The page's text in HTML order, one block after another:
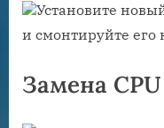
Установите
и смонтируйте его
Замена CPU